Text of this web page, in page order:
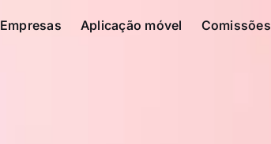
Empresas Aplicação móvel Comissões